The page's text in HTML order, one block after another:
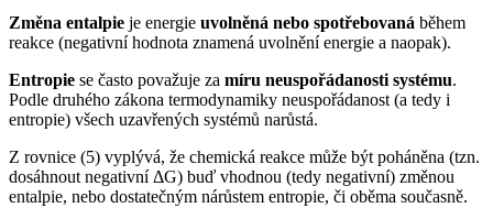
Změna entalpie je energie uvolněná nebo spotřebovaná během
reakce (negativní hodnota znamená uvolnění energie a naopak).
Entropie se často považuje za míru neuspořádanosti systému.
Podle druhého zákona termodynamiky neuspořádanost (a tedy i
entropie) všech uzavřených systémů narůstá.
Z rovnice (5) vyplývá, že chemická reakce může být poháněna (tzn.
dosáhnout negativní ΔG) buď vhodnou (tedy negativní) změnou
entalpie, nebo dostatečným nárůstem entropie, či oběma současně.